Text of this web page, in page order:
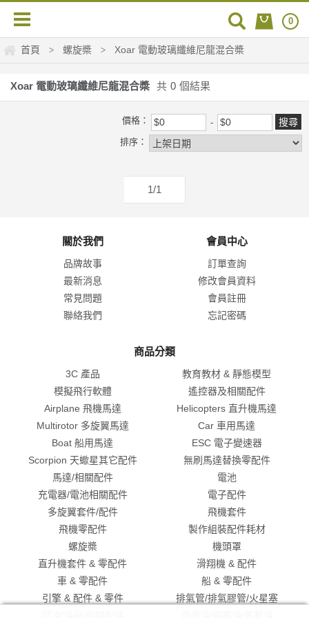
0
首頁 > 螺旋槳 > Xoar 電動玻璃纖維尼龍混合槳
Xoar 電動玻璃纖維尼龍混合槳 共 0 個結果
價格：
排序：
1/1
關於我們
品牌故事
最新消息
常見問題
聯絡我們
會員中心
訂單查詢
修改會員資料
會員註冊
忘記密碼
商品分類
3C 產品
教育教材 & 靜態模型
模擬飛行軟體
遙控器及相關配件
Airplane 飛機馬達
Helicopters 直升機馬達
Multirotor 多旋翼馬達
Car 車用馬達
Boat 船用馬達
ESC 電子變速器
Scorpion 天蠍星其它配件
無刷馬達替換零配件
馬達/相關配件
電池
充電器/電池相關配件
電子配件
多旋翼套件/配件
飛機套件
飛機零配件
製作組裝配件耗材
螺旋槳
機頭罩
直升機套件 & 零配件
滑翔機 & 配件
車 & 零配件
船 & 零配件
引擎 & 配件 & 零件
排氣管/排氣膠管/火星塞